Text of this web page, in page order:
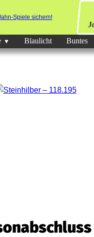
Blaulicht Buntes